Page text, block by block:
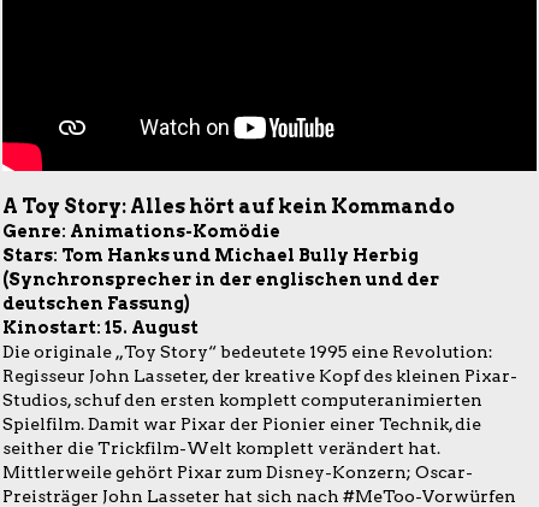
A Toy Story: Alles hört auf kein Kommando
Genre: Animations-Komödie
Stars: Tom Hanks und Michael Bully Herbig
(Synchronsprecher in der englischen und der
deutschen Fassung)
Kinostart: 15. August
Die originale „Toy Story“ bedeutete 1995 eine Revolution:
Regisseur John Lasseter, der kreative Kopf des kleinen Pixar-
Studios, schuf den ersten komplett computeranimierten
Spielfilm. Damit war Pixar der Pionier einer Technik, die
seither die Trickfilm-Welt komplett verändert hat.
Mittlerweile gehört Pixar zum Disney-Konzern; Oscar-
Preisträger John Lasseter hat sich nach #MeToo-Vorwürfen